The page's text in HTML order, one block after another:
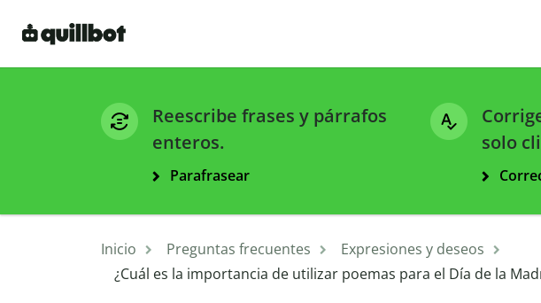
Reescribe frases y párrafos
enteros.
Parafrasear
solo
Inicio Preguntas frecuentes
Expresiones y deseos
¿Cuál es la importancia de utilizar poemas para el Día de la